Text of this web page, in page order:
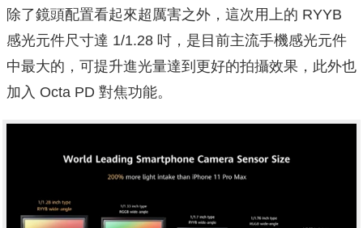
除了鏡頭配置看起來超厲害之外，這次用上的 RYYB
感光元件尺寸達 1/1.28 吋，是目前主流手機感光元件
中最大的，可提升進光量達到更好的拍攝效果，此外也
加入 Octa PD 對焦功能。